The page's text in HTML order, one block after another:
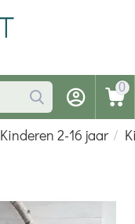
0
Kinderen 2-16 jaar /